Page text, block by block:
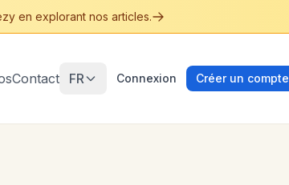
en explorant nos articles.
Contact FR Connexion Créer un compte